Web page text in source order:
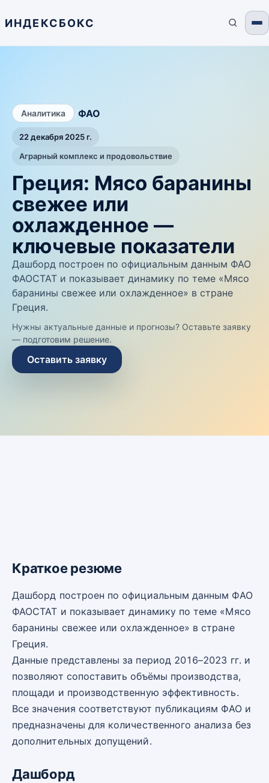
ИНДЕКСБОКС
Аналитика ФАО
22 декабря 2025 г.
Аграрный комплекс и продовольствие
Греция: Мясо баранины
свежее или
охлажденное —
ключевые показатели
Дашборд построен по официальным данным ФАО
ФАОСТАТ и показывает динамику по теме «Мясо
баранины свежее или охлажденное» в стране
Греция.
Нужны актуальные данные и прогнозы? Оставьте заявку
— подготовим решение.
Оставить заявку
Краткое резюме
Дашборд построен по официальным данным ФАО
ФАОСТАТ и показывает динамику по теме «Мясо
баранины свежее или охлажденное» в стране
Греция.
Данные представлены за период 2016–2023 гг. и
позволяют сопоставить объёмы производства,
площади и производственную эффективность.
Все значения соответствуют публикациям ФАО и
предназначены для количественного анализа без
дополнительных допущений.
Дашборд